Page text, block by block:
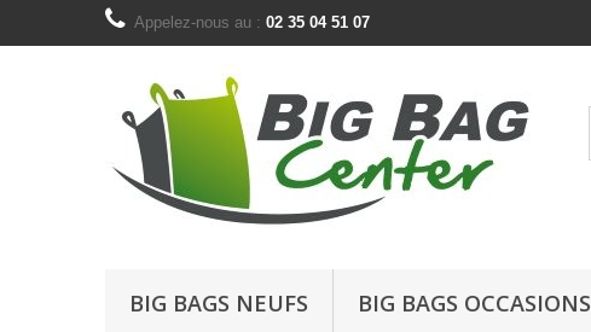
Appelez-nous au : 02 35 04 51 07
BIG BAGS NEUFS BIG BAGS OCCASIONS